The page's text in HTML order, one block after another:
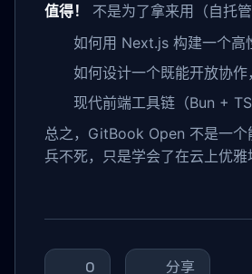
值得！
不是为了拿来用（自托
如何用 Next.js 构建一个高
如何设计一个既能开放协
现代前端工具链（Bun +
总之，GitBook Open 不是一个
兵不死，只是学会了在云上优雅
0 分享